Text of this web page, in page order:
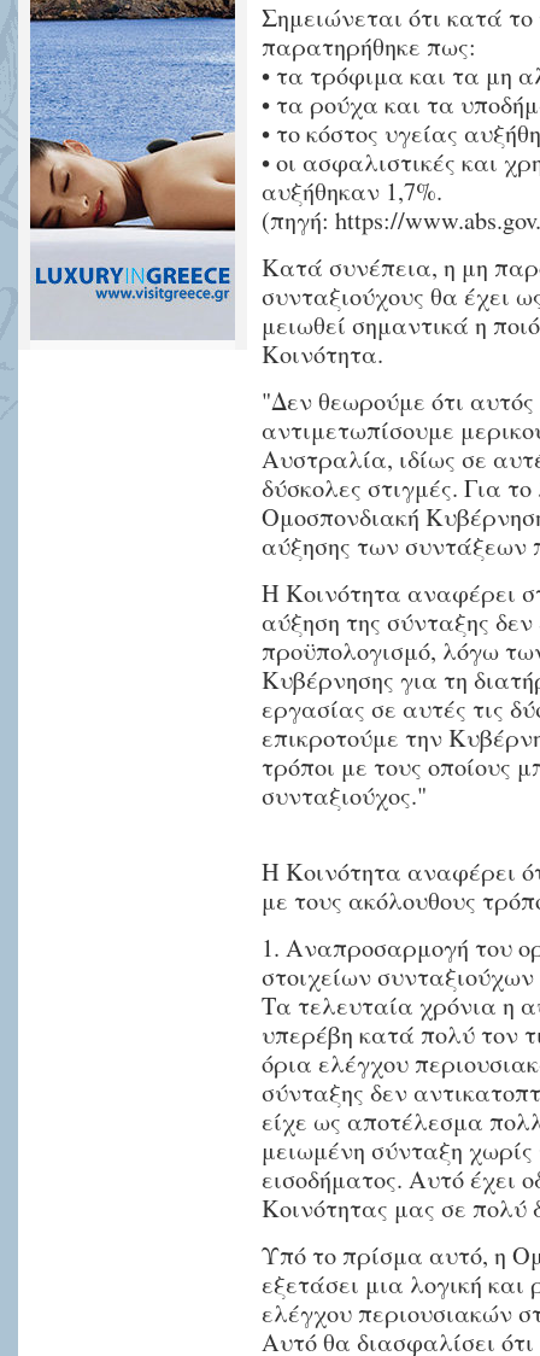
Σημειώνεται ότι κατά
παρατηρήθηκε πως:
• τα τρόφιμα και τα μη
• τα ρούχα και τα
• το κόστος υγείας
• οι ασφαλιστικές και
αυξήθηκαν 1,7%.
(πηγή: https://
Κατά συνέπεια, η μη
συνταξιούχους θα έχει
μειωθεί σημαντικά η
Κοινότητα.
"Δεν θεωρούμε ότι
αντιμετωπίσουμε
Αυστραλία, ιδίως σε
δύσκολες στιγμές. Για
Ομοσπονδιακή
αύξησης των συντάξεων
Η Κοινότητα αναφέρει
αύξηση της σύνταξης
προϋπολογισμό, λόγω
Κυβέρνησης για τη
εργασίας σε αυτές τις
επικροτούμε την
τρόποι με τους οποίους
συνταξιούχος."
Η Κοινότητα αναφέρει
με τους ακόλουθους
1. Αναπροσαρμογή του
στοιχείων συνταξιούχων
Τα τελευταία χρόνια η
υπερέβη κατά πολύ τον
όρια ελέγχου
σύνταξης δεν
είχε ως αποτέλεσμα
μειωμένη σύνταξη
εισοδήματος. Αυτό έχει
Κοινότητας μας σε πολύ
Υπό το πρίσμα αυτό, η
εξετάσει μια λογική και
ελέγχου περιουσιακών
Αυτό θα διασφαλίσει